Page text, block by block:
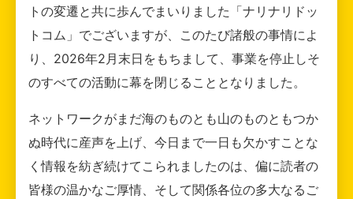
トの変遷と共に歩んでまいりました「ナリナリドッ
トコム」でございますが、このたび諸般の事情によ
り、2026年2月末日をもちまして、事業を停止しそ
のすべての活動に幕を閉じることとなりました。
ネットワークがまだ海のものとも山のものともつか
ぬ時代に産声を上げ、今日まで一日も欠かすことな
く情報を紡ぎ続けてこられましたのは、偏に読者の
皆様の温かなご厚情、そして関係各位の多大なるご